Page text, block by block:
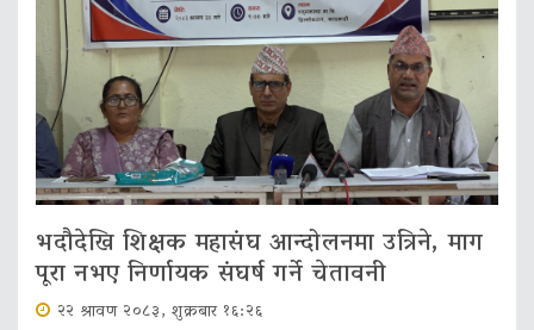
भदौदेखि शिक्षक महासंघ आन्दोलनमा उत्रिने, माग
पूरा नभए निर्णायक संघर्ष गर्ने चेतावनी
२२ श्रावण २०८३, शुक्रबार १६:२६